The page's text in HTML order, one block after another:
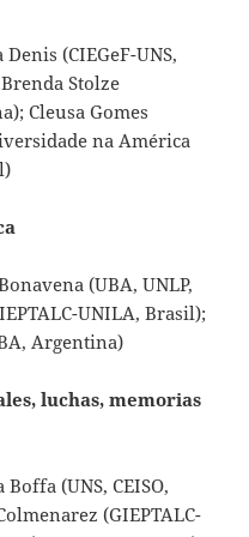
(CIEGeF-UNS,
Stolze
Cleusa Gomes
na América
(UBA, UNLP,
UNILA, Brasil);
Argentina)
luchas, memorias
Boffa (UNS, CEISO,
(GIEPTALC-